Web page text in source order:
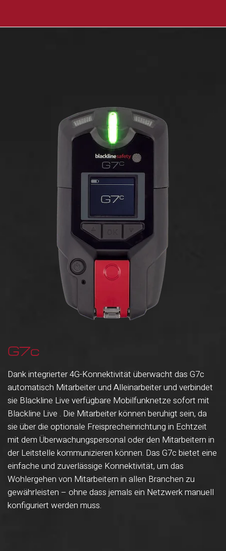
G7c
Dank integrierter 4G-Konnektivität überwacht das G7c
automatisch Mitarbeiter und Alleinarbeiter und verbindet
sie Blackline Live verfügbare Mobilfunknetze sofort mit
Blackline Live . Die Mitarbeiter können beruhigt sein, da
sie über die optionale Freisprecheinrichtung in Echtzeit
mit dem Überwachungspersonal oder den Mitarbeitern in
der Leitstelle kommunizieren können. Das G7c bietet eine
einfache und zuverlässige Konnektivität, um das
Wohlergehen von Mitarbeitern in allen Branchen zu
gewährleisten – ohne dass jemals ein Netzwerk manuell
konfiguriert werden muss.